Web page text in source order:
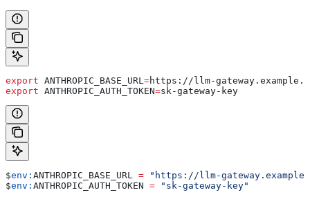
export ANTHROPIC_BASE_URL =https ://llm-gateway . example .
export ANTHROPIC_AUTH_TOKEN=sk-gateway-key
$env: ANTHROPIC_BASE_URL = "https://llm-
$env: ANTHROPIC_AUTH_TOKEN = "sk-gateway-key"